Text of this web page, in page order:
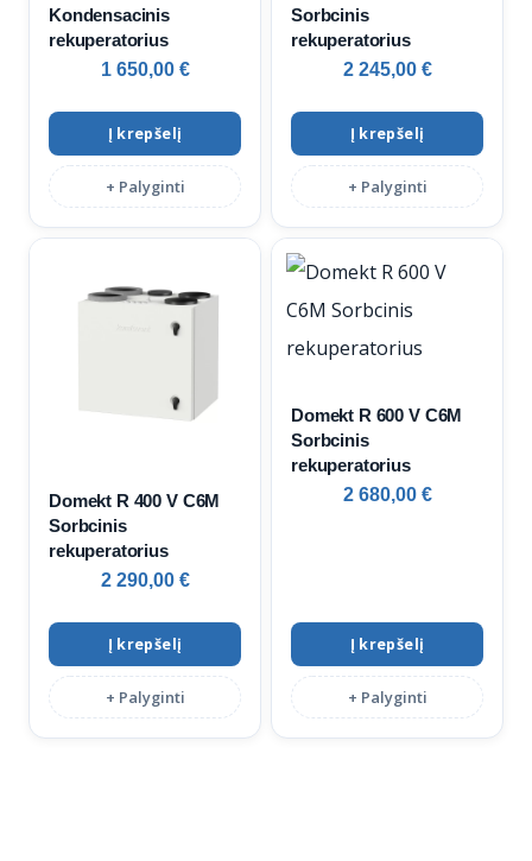
Kondensacinis
rekuperatorius
1 650,00 €
Į krepšelį
+ Palyginti
Sorbcinis
rekuperatorius
2 245,00 €
Į krepšelį
+ Palyginti
Domekt R 400 V C6M
Sorbcinis
rekuperatorius
2 290,00 €
Į krepšelį
+ Palyginti
Domekt R 600 V C6M
Sorbcinis
rekuperatorius
2 680,00 €
Į krepšelį
+ Palyginti